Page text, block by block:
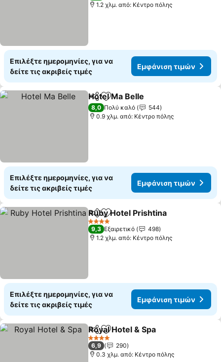
1.2 χλμ. από: Κέντρο πόλης
Επιλέξτε ημερομηνίες, για να
δείτε τις ακριβείς τιμές
Εμφάνιση τιμών
Κοινοποίηση
Προσθήκη στα αγαπημένα
Hotel Ma Belle
8,0 Πολύ καλό
544
0.9 χλμ. από: Κέντρο πόλης
Επιλέξτε ημερομηνίες, για να
δείτε τις ακριβείς τιμές
Εμφάνιση τιμών
Κοινοποίηση
Προσθήκη στα αγαπημένα
Ruby Hotel Prishtina
4 Αστέρια
9,3 Εξαιρετικό
498
1.2 χλμ. από: Κέντρο πόλης
Επιλέξτε ημερομηνίες, για να
δείτε τις ακριβείς τιμές
Εμφάνιση τιμών
Κοινοποίηση
Προσθήκη στα αγαπημένα
Royal Hotel & Spa
4 Αστέρια
6,9
290
0.3 χλμ. από: Κέντρο πόλης